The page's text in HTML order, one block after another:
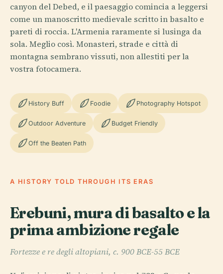
canyon del Debed, e il paesaggio comincia a leggersi
come un manoscritto medievale scritto in basalto e
pareti di roccia. L'Armenia raramente si lusinga da
sola. Meglio così. Monasteri, strade e città di
montagna sembrano vissuti, non allestiti per la
vostra fotocamera.
History Buff Foodie Photography Hotspot
Outdoor Adventure Budget Friendly
Off the Beaten Path
A HISTORY TOLD THROUGH ITS ERAS
Erebuni, mura di basalto e la
prima ambizione regale
Fortezze e re degli altopiani, c. 900 BCE-55 BCE